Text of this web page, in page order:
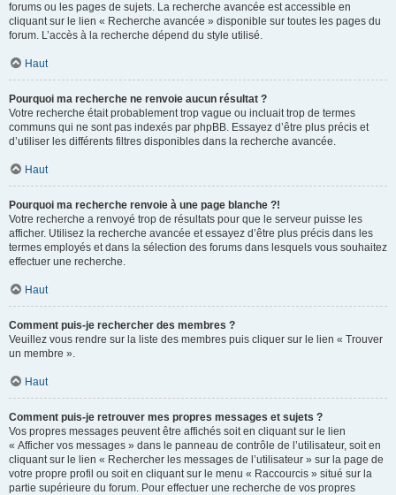
forums ou les pages de sujets. La recherche avancée est accessible en
cliquant sur le lien « Recherche avancée » disponible sur toutes les pages du
forum. L’accès à la recherche dépend du style utilisé.
Haut
Pourquoi ma recherche ne renvoie aucun résultat ?
Votre recherche était probablement trop vague ou incluait trop de termes
communs qui ne sont pas indexés par phpBB. Essayez d’être plus précis et
d’utiliser les différents filtres disponibles dans la recherche avancée.
Haut
Pourquoi ma recherche renvoie à une page blanche ?!
Votre recherche a renvoyé trop de résultats pour que le serveur puisse les
afficher. Utilisez la recherche avancée et essayez d’être plus précis dans les
termes employés et dans la sélection des forums dans lesquels vous souhaitez
effectuer une recherche.
Haut
Comment puis-je rechercher des membres ?
Veuillez vous rendre sur la liste des membres puis cliquer sur le lien « Trouver
un membre ».
Haut
Comment puis-je retrouver mes propres messages et sujets ?
Vos propres messages peuvent être affichés soit en cliquant sur le lien
« Afficher vos messages » dans le panneau de contrôle de l’utilisateur, soit en
cliquant sur le lien « Rechercher les messages de l’utilisateur » sur la page de
votre propre profil ou soit en cliquant sur le menu « Raccourcis » situé sur la
partie supérieure du forum. Pour effectuer une recherche de vos propres